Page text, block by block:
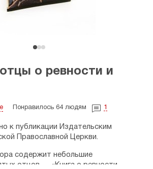
о ревности и
Понравилось 64 людям 1
к публикации Издательским
Православной Церкви.
содержит небольшие
отцов — «Книга о ревности